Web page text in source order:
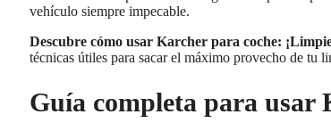
vehículo siempre impecable.
Descubre cómo usar Karcher para coche:
técnicas útiles para sacar el máximo provecho de tu
Guía completa para usar